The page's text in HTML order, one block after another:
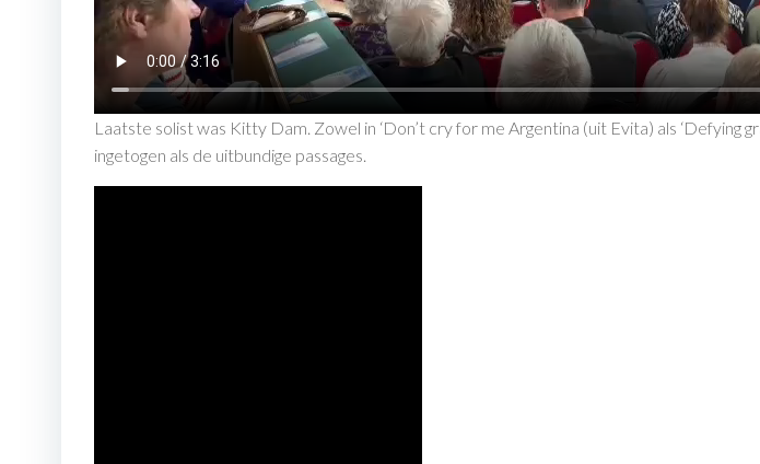
Laatste solist was Kitty Dam. Zowel in ‘Don’t cry for me Argentina (uit Evita) als ‘Defying
ingetogen als de uitbundige passages.